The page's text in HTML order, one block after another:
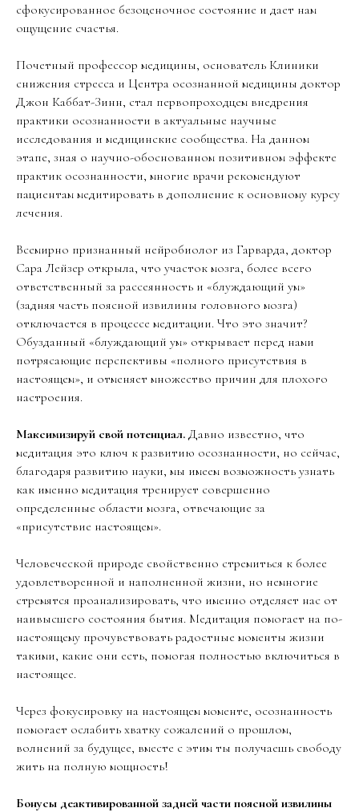
сфокусированное безоценочное состояние и дает нам
ощущение счастья.
Почетный профессор медицины, основатель Клиники
снижения стресса и Центра осознанной медицины доктор
Джон Каббат-Зинн, стал первопроходцем внедрения
практики осознанности в актуальные научные
исследования и медицинские сообщества. На данном
этапе, зная о научно-обоснованном позитивном эффекте
практик осознанности, многие врачи рекомендуют
пациентам медитировать в дополнение к основному курсу
лечения.
Всемирно признанный нейробиолог из Гарварда, доктор
Сара Лейзер открыла, что участок мозга, более всего
ответственный за рассеянность и «блуждающий ум»
(задняя часть поясной извилины головного мозга)
отключается в процессе медитации. Что это значит?
Обузданный «блуждающий ум» открывает перед нами
потрясающие перспективы «полного присутствия в
настоящем», и отменяет множество причин для плохого
настроения.
Максимизируй свой потенциал. Давно известно, что
медитация это ключ к развитию осознанности, но сейчас,
благодаря развитию науки, мы имеем возможность узнать
как именно медитация тренирует совершенно
определенные области мозга, отвечающие за
«присутствие настоящем».
Человеческой природе свойственно стремиться к более
удовлетворенной и наполненной жизни, но немногие
стремятся проанализировать, что именно отделяет нас от
наивысшего состояния бытия. Медитация помогает на по-
настоящему прочувствовать радостные моменты жизни
такими, какие они есть, помогая полностью включиться в
настоящее.
Через фокусировку на настоящем моменте, осознанность
помогает ослабить хватку сожалений о прошлом,
волнений за будущее, вместе с этим ты получаешь свободу
жить на полную мощность!
Бонусы деактивированной задней части поясной извилины